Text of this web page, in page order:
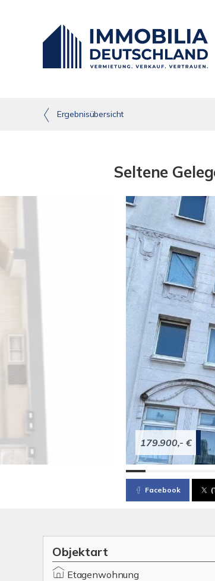
Ergebnisübersicht
Seltene
179.900,- €
Facebook
Objektart
Etagenwohnung